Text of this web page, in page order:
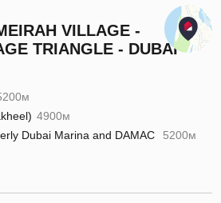
VILLAGE -
TRIANGLE - DUBAI -
4900м
Dubai Marina and DAMAC
5200м